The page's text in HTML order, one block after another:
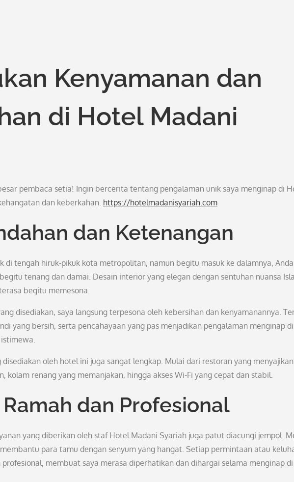
Kenyamanan dan
di Hotel Madani
pembaca setia! Ingin bercerita tentang pengalaman unik saya menginap di
dan keberkahan. https://hotelmadanisyariah.com
dan Ketenangan
di tengah hiruk-pikuk kota metropolitan, namun begitu masuk ke dalamnya,
tenang dan damai. Desain interior yang elegan dengan sentuhan nuansa
begitu memesona.
disediakan, saya langsung terpesona oleh kebersihan dan kenyamanannya.
yang bersih, serta pencahayaan yang pas menjadikan pengalaman menginap di
oleh hotel ini juga sangat lengkap. Mulai dari restoran yang menyajikan
kolam renang yang memanjakan, hingga akses Wi-Fi yang cepat dan stabil.
dan Profesional
yang diberikan oleh staf Hotel Madani Syariah juga patut diacungi jempol.
para tamu dengan senyum yang hangat. Setiap permintaan atau
membuat saya merasa diperhatikan dan dihargai selama menginap di